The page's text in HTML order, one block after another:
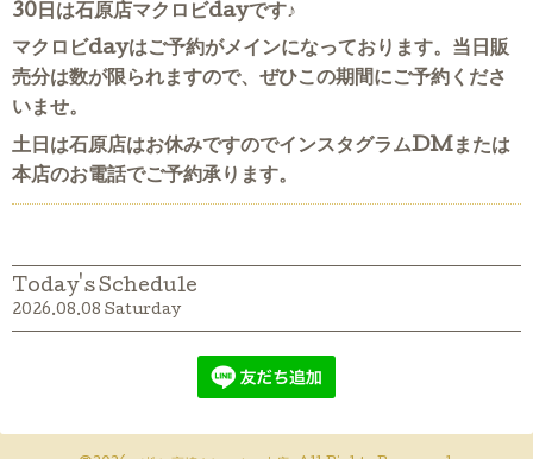
30日は石原店マクロビdayです♪
マクロビdayはご予約がメインになっております。当日販
売分は数が限られますので、ぜひこの期間にご予約くださ
いませ。
土日は石原店はお休みですのでインスタグラムDMまたは
本店のお電話でご予約承ります。
Today's Schedule
2026.08.08 Saturday